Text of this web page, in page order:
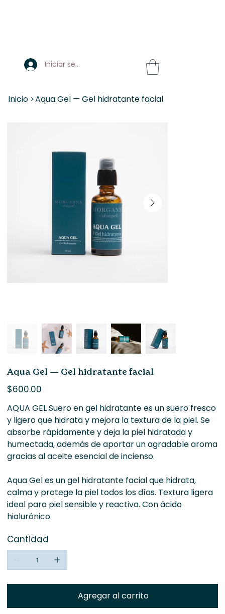
Iniciar sesión
Inicio >Aqua Gel — Gel hidratante facial
Aqua Gel — Gel hidratante facial
Precio
$600.00
AQUA GEL Suero en gel hidratante es un suero fresco
y ligero que hidrata y mejora la textura de la piel. Se
absorbe rápidamente y deja la piel hidratada y
humectada, además de aportar un agradable aroma
gracias al aceite esencial de incienso.
Aqua Gel es un gel hidratante facial que hidrata,
calma y protege la piel todos los días. Textura ligera
ideal para piel sensible y reactiva. Con ácido
hialurónico.
Cantidad
Agregar al carrito